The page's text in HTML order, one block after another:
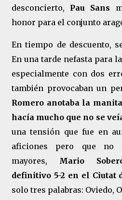
desconcierto, Pau Sans
honor para el conjunto
En tiempo de descuento,
En una tarde nefasta para
especialmente con dos
también provocaban un
Romero anotaba la
hacía mucho que no se
una tensión que fue en
aficiones pero que no
mayores, Mario
definitivo 5-2 en el Ciutat
solo tres palabras: Oviedo,